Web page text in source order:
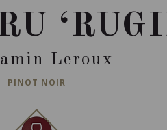
Leroux
PINOT NOIR